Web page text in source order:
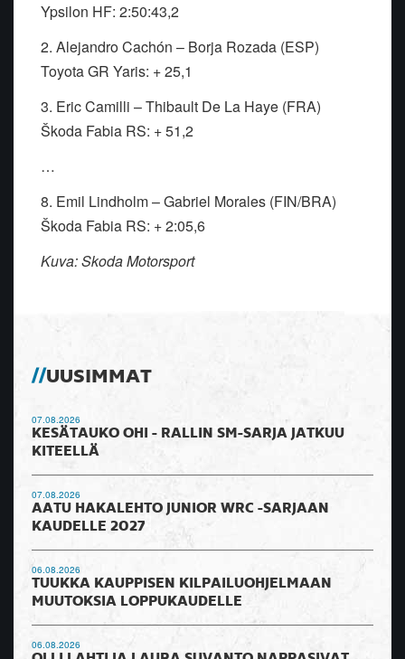
Ypsilon HF: 2:50:43,2
2. Alejandro Cachón – Borja Rozada (ESP)
Toyota GR Yaris: + 25,1
3. Eric Camilli – Thibault De La Haye (FRA)
Škoda Fabia RS: + 51,2
…
8. Emil Lindholm – Gabriel Morales (FIN/BRA)
Škoda Fabia RS: + 2:05,6
Kuva: Skoda Motorsport
UUSIMMAT
07.08.2026
KESÄTAUKO OHI - RALLIN SM-SARJA JATKUU
KITEELLÄ
07.08.2026
AATU HAKALEHTO JUNIOR WRC -SARJAAN
KAUDELLE 2027
06.08.2026
TUUKKA KAUPPISEN KILPAILUOHJELMAAN
MUUTOKSIA LOPPUKAUDELLE
06.08.2026